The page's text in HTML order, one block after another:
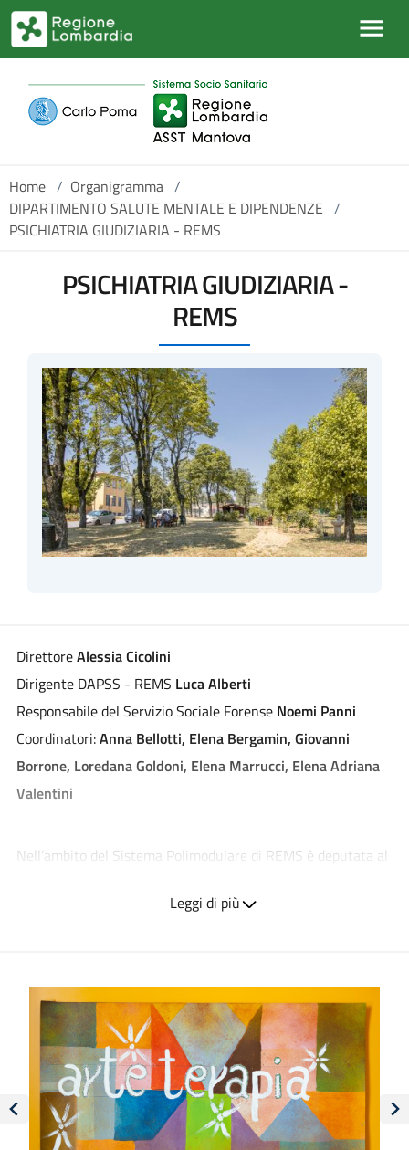
Salta al contenuto principale
Home / Organigramma /
DIPARTIMENTO SALUTE MENTALE E DIPENDENZE /
PSICHIATRIA GIUDIZIARIA - REMS
PSICHIATRIA GIUDIZIARIA -
REMS
DirettoreAlessia Cicolini
Dirigente DAPSS - REMS Luca Alberti
Responsabile del Servizio Sociale Forense Noemi Panni
Coordinatori:Anna Bellotti, Elena Bergamin, Giovanni
Borrone, Loredana Goldoni, Elena Marrucci, Elena Adriana
Valentini
Nell’ambito del Sistema Polimodulare di REMS è deputata al
dedicata all’accoglienza, valutazione e
L’ambito di operatività prioritario è incentrato, oltre che su
obblighi di sorveglianza e custodia, su modalità integrate di
trattamento tipiche di una struttura a prevalente
lungodegenzialità conapproccio riabilitativo psichiatrico e
rieducazionale (attività clinica - psichiatrica), fornisce
elementi utili di giudizio inerenti la condizione di pericolosità
Leggi di più